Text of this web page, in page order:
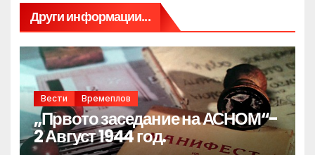
Други информации...
Вести Времеплов
„Првото заседание на АСНОМ“-
2 Август 1944 год.